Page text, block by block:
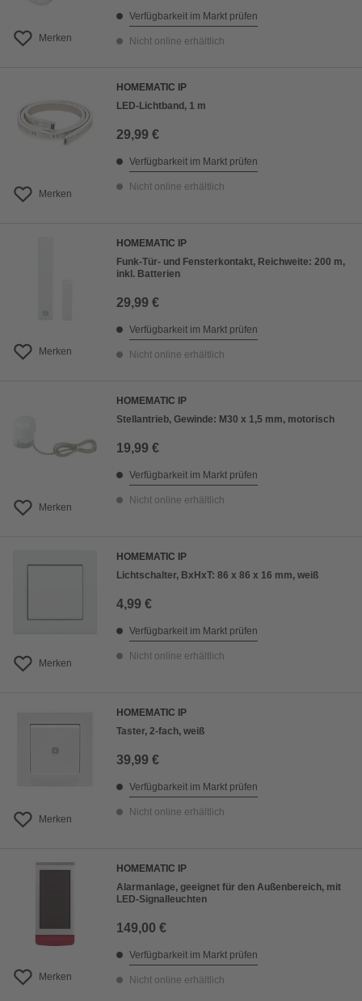
Merken
Verfügbarkeit im Markt prüfen
Nicht online erhältlich
Merken
HOMEMATIC IP
LED-Lichtband, 1 m
29,99 €
Verfügbarkeit im Markt prüfen
Nicht online erhältlich
Merken
HOMEMATIC IP
Funk-Tür- und Fensterkontakt, Reichweite: 200 m,
inkl. Batterien
29,99 €
Verfügbarkeit im Markt prüfen
Nicht online erhältlich
Merken
HOMEMATIC IP
Stellantrieb, Gewinde: M30 x 1,5 mm, motorisch
19,99 €
Verfügbarkeit im Markt prüfen
Nicht online erhältlich
Merken
HOMEMATIC IP
Lichtschalter, BxHxT: 86 x 86 x 16 mm, weiß
4,99 €
Verfügbarkeit im Markt prüfen
Nicht online erhältlich
Merken
HOMEMATIC IP
Taster, 2-fach, weiß
39,99 €
Verfügbarkeit im Markt prüfen
Nicht online erhältlich
Merken
HOMEMATIC IP
Alarmanlage, geeignet für den Außenbereich, mit
LED-Signalleuchten
149,00 €
Verfügbarkeit im Markt prüfen
Nicht online erhältlich